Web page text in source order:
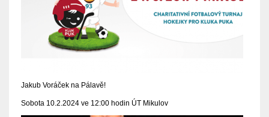
Jakub Voráček na Pálavě!
Sobota 10.2.2024 ve 12:00 hodin ÚT Mikulov